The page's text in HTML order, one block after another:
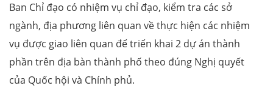
Ban Chỉ đạo có nhiệm vụ chỉ đạo, kiểm tra các sở
ngành, địa phương liên quan về thực hiện các nhiệm
vụ được giao liên quan để triển khai 2 dự án thành
phần trên địa bàn thành phố theo đúng Nghị quyết
của Quốc hội và Chính phủ.